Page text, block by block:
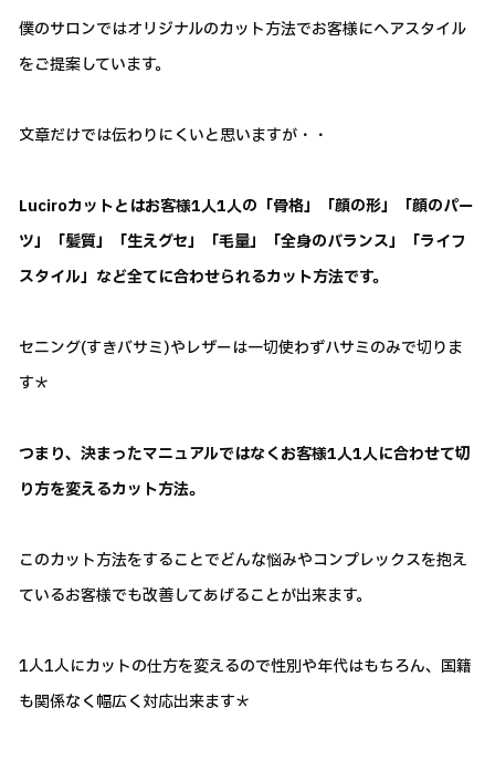
僕のサロンではオリジナルのカット方法でお客様にヘアスタイル
をご提案しています。
文章だけでは伝わりにくいと思いますが・・
Luciroカットとはお客様1人1人の「骨格」「顔の形」「顔のパー
ツ」「髪質」「生えグセ」「毛量」「全身のバランス」「ライフ
スタイル」など全てに合わせられるカット方法です。
セニング(すきバサミ)やレザーは一切使わずハサミのみで切りま
す＊
つまり、決まったマニュアルではなくお客様1人1人に合わせて切
り方を変えるカット方法。
このカット方法をすることでどんな悩みやコンプレックスを抱え
ているお客様でも改善してあげることが出来ます。
1人1人にカットの仕方を変えるので性別や年代はもちろん、国籍
も関係なく幅広く対応出来ます＊